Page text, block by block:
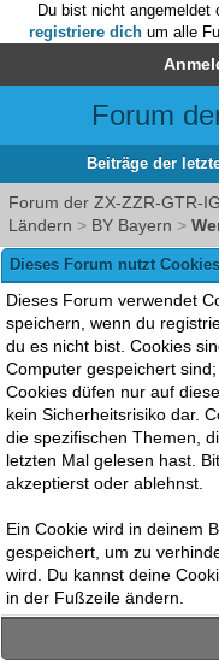
Du bist nicht angemeldet
registriere dich um alle
Forum
Beiträge der
Forum der ZX-ZZR-GTR-IG
Ländern > BY Bayern >
Dieses Forum nutzt Cookies
Dieses Forum verwendet
speichern, wenn du
du es nicht bist. Cookies
Computer gespeichert
Cookies düfen nur auf
kein Sicherheitsrisiko dar.
die spezifischen Themen,
letzten Mal gelesen hast.
akzeptierst oder ablehnst.
Ein Cookie wird in deinem
gespeichert, um zu
wird. Du kannst deine
in der Fußzeile ändern.